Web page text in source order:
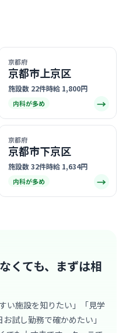
京都府
京都市上京区
施設数 22件時給 1,800円
内科が多め →
京都府
京都市下京区
施設数 32件時給 1,634円
内科が多め →
くても、 まずは相
い施設を知りたい」「見学
試し勤務で確かめたい」